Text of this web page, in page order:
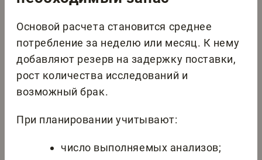
Основой расчета становится среднее
потребление за неделю или месяц. К нему
добавляют резерв на задержку поставки,
рост количества исследований и
возможный брак.
При планировании учитывают:
число выполняемых анализов;